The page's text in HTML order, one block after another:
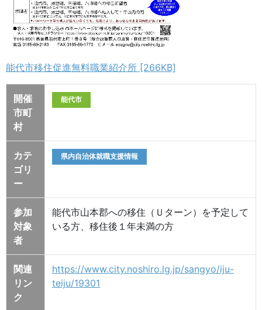
能代市移住促進無料職業紹介所 [266KB]
開催
市町
村
能代市
カテ
ゴリ
ー
県内自治体就職支援情報
参加
対象
者
能代市山本郡への移住（Ｕターン）を予定して
いる方、移住後１年未満の方
関連
リン
ク
https://www.city.noshiro.lg.jp/sangyo/iju-
teiju/19301